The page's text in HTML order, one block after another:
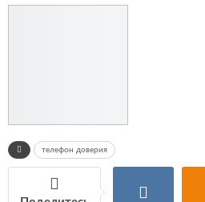
телефон доверия